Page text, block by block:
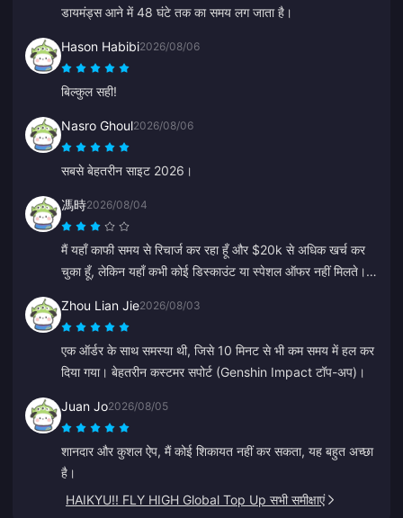
डायमंड्स आने में 48 घंटे तक का समय लग जाता है।
Hason Habibi2026/08/06
बिल्कुल सही!
Nasro Ghoul2026/08/06
सबसे बेहतरीन साइट 2026।
馮時2026/08/04
मैं यहाँ काफी समय से रिचार्ज कर रहा हूँ और $20k से अधिक खर्च कर
चुका हूँ, लेकिन यहाँ कभी कोई डिस्काउंट या स्पेशल ऑफर नहीं मिलते।
रिवॉर्ड न देखना निराशाजनक है।
Zhou Lian Jie2026/08/03
एक ऑर्डर के साथ समस्या थी, जिसे 10 मिनट से भी कम समय में हल कर
दिया गया। बेहतरीन कस्टमर सपोर्ट (Genshin Impact टॉप-अप)।
Juan Jo2026/08/05
शानदार और कुशल ऐप, मैं कोई शिकायत नहीं कर सकता, यह बहुत अच्छा
है।
HAIKYU!! FLY HIGH Global Top Up सभी समीक्षाएं